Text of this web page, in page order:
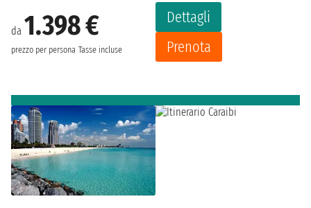
da 1.398 €
prezzo per persona Tasse incluse
Dettagli
Prenota